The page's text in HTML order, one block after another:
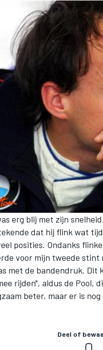
erg blij met zijn
dat hij flink wat
posities. Ondanks
voor mijn tweede stint
met de bandendruk. Dit
rijden", aldus de Pool,
beter, maar er is
Deel of